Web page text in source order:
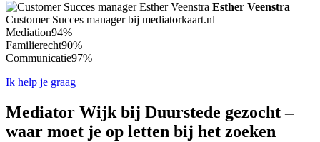
Esther Veenstra
Customer Succes manager bij mediatorkaart.nl
Mediation94%
Familierecht90%
Communicatie97%
Ik help je graag
Mediator Wijk bij Duurstede gezocht –
waar moet je op letten bij het zoeken